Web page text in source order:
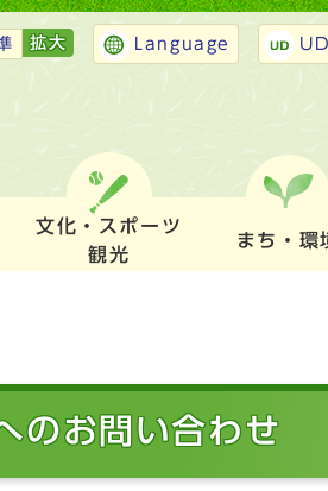
拡大 Language
文化・スポーツ
観光
まち・環
のお問い合わせ